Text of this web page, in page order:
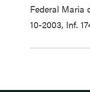
Federal Maria
10-2003, Inf.